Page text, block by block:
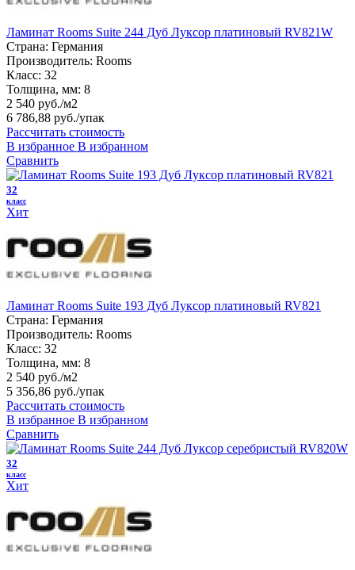
Ламинат Rooms Suite 244 Дуб Луксор платиновый RV821W
Страна: Германия
Производитель: Rooms
Класс: 32
Толщина, мм: 8
2 540 руб./м2
6 786,88 руб./упак
Рассчитать стоимость
В избранное В избранном
Сравнить
32
класс
Хит
Ламинат Rooms Suite 193 Дуб Луксор платиновый RV821
Страна: Германия
Производитель: Rooms
Класс: 32
Толщина, мм: 8
2 540 руб./м2
5 356,86 руб./упак
Рассчитать стоимость
В избранное В избранном
Сравнить
32
класс
Хит